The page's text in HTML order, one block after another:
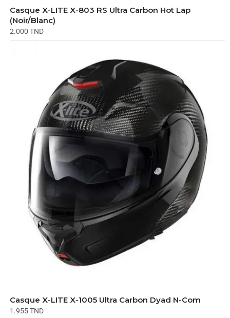
Casque X-LITE X-803 RS Ultra Carbon Hot Lap
(Noir/Blanc)
2.000 TND
Casque X-LITE X-1005 Ultra Carbon Dyad N-Com
1.955TND